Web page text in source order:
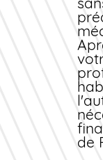
de